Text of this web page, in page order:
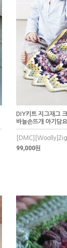
DIY키트 지그재그
바늘손뜨개 아기담
99,000원